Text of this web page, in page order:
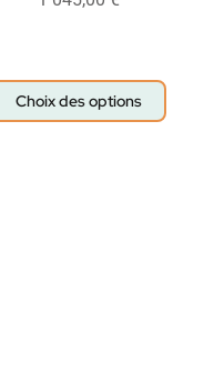
Choix des options